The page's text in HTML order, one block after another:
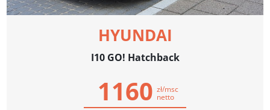
HYUNDAI
I10 GO! Hatchback
1160 zł/msc
netto